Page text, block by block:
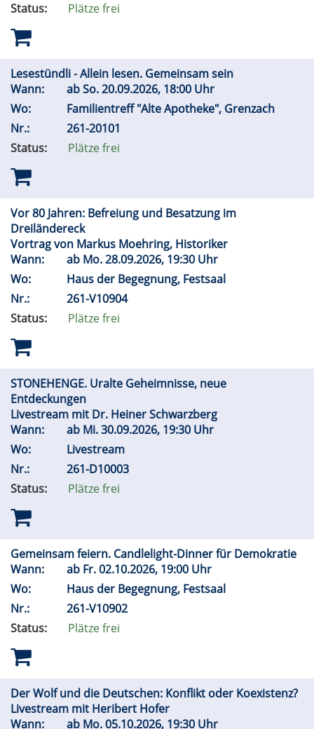
Status:
Plätze frei
Lesestündli - Allein lesen. Gemeinsam sein
Wann:
abSo.20.09.2026, 18:00 Uhr
Wo:
Familientreff "Alte Apotheke", Grenzach
Nr.:
261-20101
Status:
Plätze frei
Vor 80 Jahren: Befreiung und Besatzung im
Dreiländereck
Vortrag von Markus Moehring, Historiker
Wann:
ab Mo.28.09.2026, 19:30 Uhr
Wo:
Haus der Begegnung, Festsaal
Nr.:
261-V10904
Status:
Plätze frei
STONEHENGE. Uralte Geheimnisse, neue
Entdeckungen
Livestream mit Dr. Heiner Schwarzberg
Wann:
ab Mi.30.09.2026, 19:30 Uhr
Wo:
Livestream
Nr.:
261-D10003
Status:
Plätze frei
Gemeinsam feiern. Candlelight-Dinner für Demokratie
Wann:
ab Fr.02.10.2026, 19:00 Uhr
Wo:
Haus der Begegnung, Festsaal
Nr.:
261-V10902
Status:
Plätze frei
Der Wolf und die Deutschen: Konflikt oder Koexistenz?
Livestream mit Heribert Hofer
Wann:
ab Mo.05.10.2026, 19:30 Uhr